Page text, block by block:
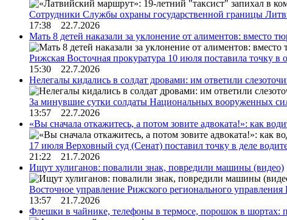
Сотрудники Службы охраны государственной границы
17:38 22.7.2026
Мать 8 детей наказали за уклонение от алиментов: вместо
Рижская Восточная прокуратура 10 июля поставила точку в
15:30 22.7.2026
Нелегалы кидались в солдат дровами: им ответили
За минувшие сутки солдаты Национальных вооруженных
13:57 22.7.2026
«Вы сначала откажитесь, а потом зовите адвоката!»: как
17 июля Верховный суд (Сенат) поставил точку в деле
21:22 21.7.2026
Ищут хулиганов: повалили знак, повредили машины (видео)
Восточное управление Рижского регионального
13:57 21.7.2026
Флешки в чайнике, телефоны в термосе, порошок в шортах: